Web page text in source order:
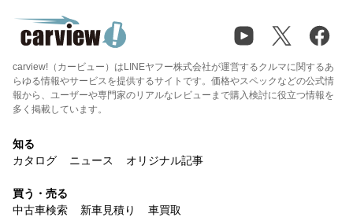
carview!（カービュー）はLINEヤフー株式会社が運営するクルマに関するあ
らゆる情報やサービスを提供するサイトです。価格やスペックなどの公式情
報から、ユーザーや専門家のリアルなレビューまで購入検討に役立つ情報を
多く掲載しています。
知る
カタログ
ニュース オリジナル記事
買う・売る
中古車検索
新車見積り 車買取